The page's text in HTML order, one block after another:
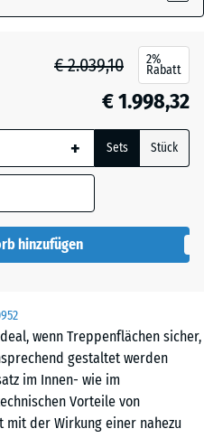
wenn Treppenflächen sicher,
gestaltet werden
im Innen- wie im
Vorteile von
mit der Wirkung einer nahezu
€ 2.039,10 2%
Rabatt
€ 1.998,32
+ Sets Stück
hinzufügen